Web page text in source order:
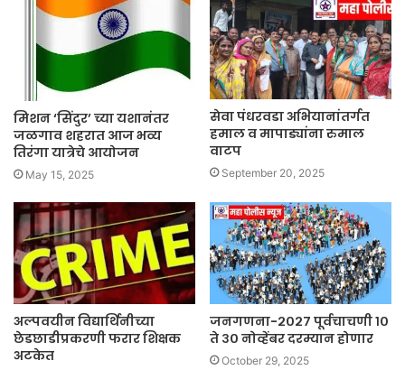
मिशन ‘सिंदुर’ च्या यशानंतर
जळगाव शहरात आज भव्य
तिरंगा यात्रेचे आयोजन
May 15, 2025
सेवा पंधरवडा अभियानांतर्गत
हमाल व मापाड्यांना रुमाल
वाटप
September 20, 2025
अल्पवयीन विद्यार्थिनीच्या
छेडछाडीप्रकरणी फरार शिक्षक
अटकेत
जनगणना-२०२७ पूर्वचाचणी १०
ते ३० नोव्हेंबर दरम्यान होणार
October 29, 2025